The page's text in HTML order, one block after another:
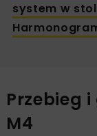
system w
Przebieg i
M4